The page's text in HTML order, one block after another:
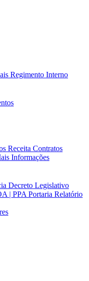
Regimento Interno
Receita Contratos
Informações
Decreto Legislativo
| PPA Portaria Relatório